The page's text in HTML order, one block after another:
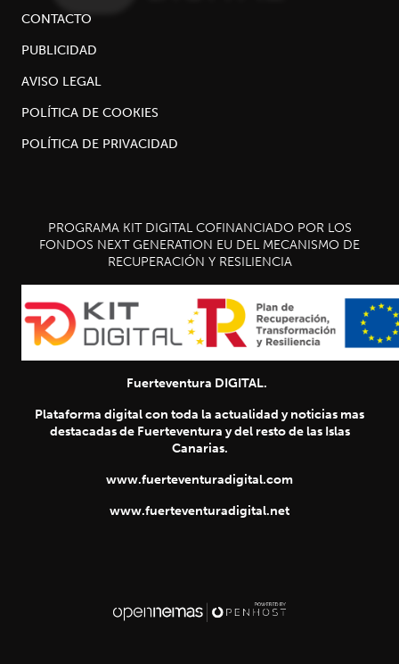
CONTACTO
PUBLICIDAD
AVISO LEGAL
POLÍTICA DE COOKIES
POLÍTICA DE PRIVACIDAD
PROGRAMA KIT DIGITAL COFINANCIADO POR LOS
FONDOS NEXT GENERATION EU DEL MECANISMO DE
RECUPERACIÓN Y RESILIENCIA
Fuerteventura DIGITAL.
Plataforma digital con toda la actualidad y noticias mas
destacadas de Fuerteventura y del resto de las Islas
Canarias.
www.fuerteventuradigital.com
www.fuerteventuradigital.net